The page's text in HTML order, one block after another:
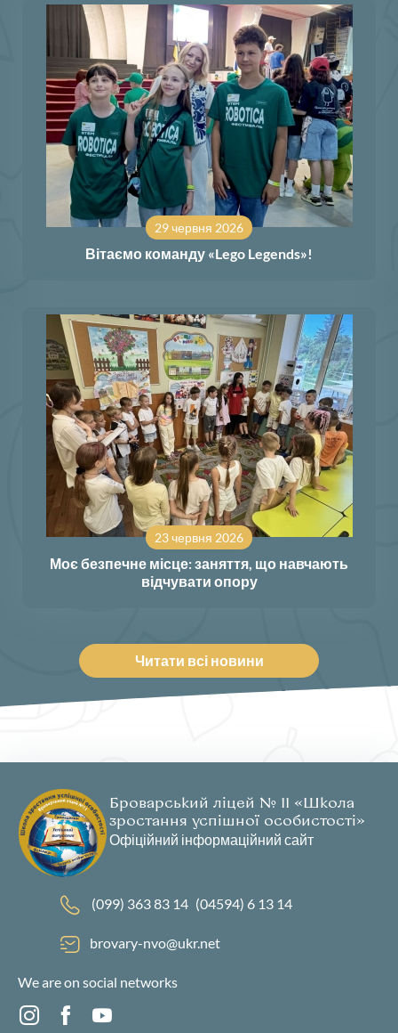
29 червня 2026
Вітаємо команду «Lego Legends»!
23 червня 2026
Моє безпечне місце: заняття, що навчають
відчувати опору
Читати всі новини
Броварський ліцей № 11 «Школа
зростання успішної особистості»
Офіційний інформаційний сайт
(099) 363 83 14 (04594) 6 13 14
brovary-nvo@ukr.net
We are on social networks